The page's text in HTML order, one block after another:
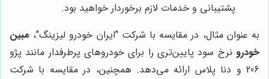
پشتیبانی و خدمات لازم برخوردار خواهید بود.
به عنوان مثال، در مقایسه با شرکت "ایران خودرو لیزینگ"، مبین
خودرو نرخ سود پایین‌تری را برای خودروهای پرطرفدار مانند پژو
206 و دنا پلاس ارائه می‌دهد. همچنین، در مقایسه با شرکت